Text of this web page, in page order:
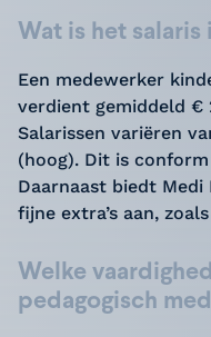
Wat is het
Een medewerker
verdient gemiddeld €
Salarissen variëren
(hoog). Dit is
Daarnaast biedt
fijne extra’s aan,
Welke
pedagogisch